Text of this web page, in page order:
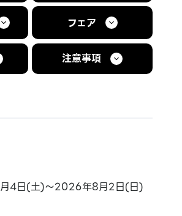
フェア
注意事項
4日(土)～2026年8月2日(日)